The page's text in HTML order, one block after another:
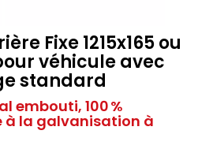
Fixe 1215x165 ou
véhicule avec
standard
embouti, 100 %
à la galvanisation à